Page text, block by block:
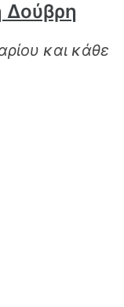
Δούβρη
και κάθε